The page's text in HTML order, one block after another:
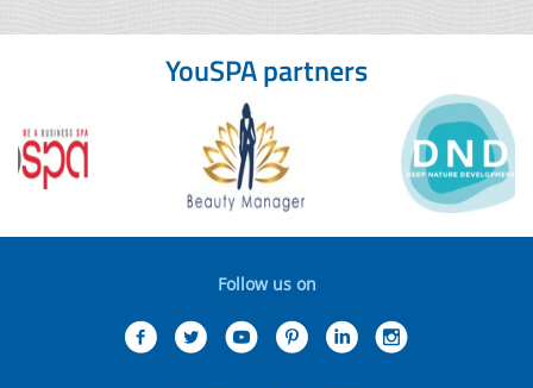
YouSPA partners
Follow us on